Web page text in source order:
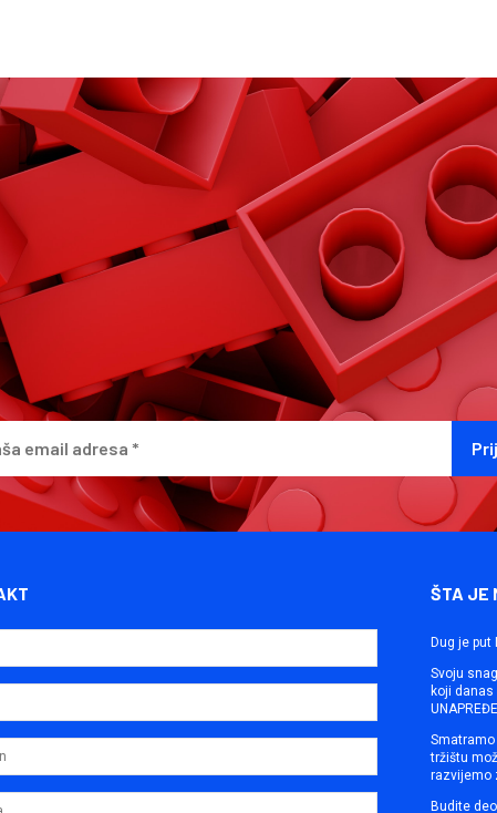
ŠTA JE
Dug je
Svoju
koji danas
tržištu
razvijemo
Budite